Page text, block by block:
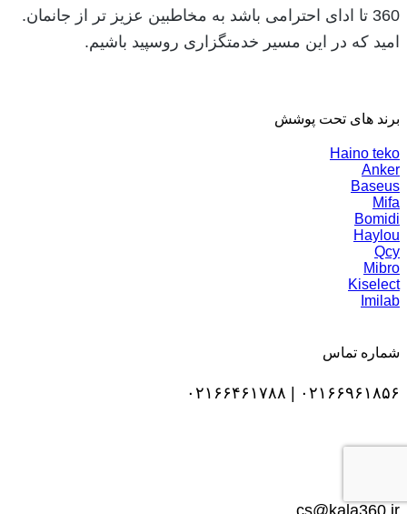
360 تا ادای احترامی باشد به مخاطبین عزیز تر از جانمان.
امید که در این مسیر خدمتگزاری روسپید باشیم.
برند های تحت پوشش
Haino teko
Anker
Baseus
Mifa
Bomidi
Haylou
Qcy
Mibro
Kiselect
Imilab
شماره تماس
۰۲۱۶۶۹۶۱۸۵۶ | ۰۲۱۶۶۴۶۱۷۸۸
cs@kala360.ir